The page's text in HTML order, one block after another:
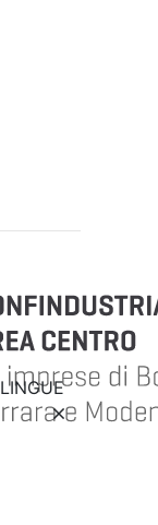
LINGUE